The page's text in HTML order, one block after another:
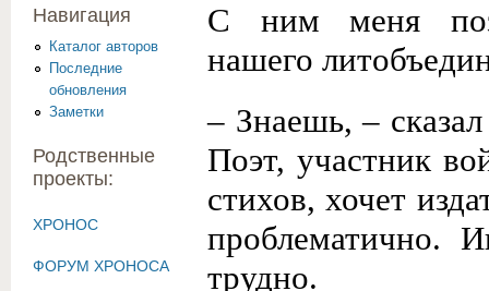
С ним меня
нашего
– Знаешь, –
Поэт, участник
стихов, хочет
проблематично.
трудно.
Навигация
Каталог авторов
Последние
обновления
Заметки
Родственные
проекты:
ХРОНОС
ФОРУМ ХРОНОСА